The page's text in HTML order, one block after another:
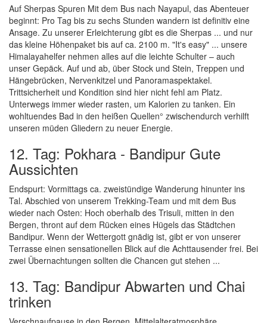
Auf Sherpas Spuren Mit dem Bus nach Nayapul, das Abenteuer
beginnt: Pro Tag bis zu sechs Stunden wandern ist definitiv eine
Ansage. Zu unserer Erleichterung gibt es die Sherpas ... und nur
das kleine Höhenpaket bis auf ca. 2100 m. "It's easy" ... unsere
Himalayahelfer nehmen alles auf die leichte Schulter – auch
unser Gepäck. Auf und ab, über Stock und Stein, Treppen und
Hängebrücken, Nervenkitzel und Panoramaspektakel.
Trittsicherheit und Kondition sind hier nicht fehl am Platz.
Unterwegs immer wieder rasten, um Kalorien zu tanken. Ein
wohltuendes Bad in den heißen Quellen° zwischendurch verhilft
unseren müden Gliedern zu neuer Energie.
12. Tag: Pokhara - Bandipur Gute
Aussichten
Endspurt: Vormittags ca. zweistündige Wanderung hinunter ins
Tal. Abschied von unserem Trekking-Team und mit dem Bus
wieder nach Osten: Hoch oberhalb des Trisuli, mitten in den
Bergen, thront auf dem Rücken eines Hügels das Städtchen
Bandipur. Wenn der Wettergott gnädig ist, gibt er von unserer
Terrasse einen sensationellen Blick auf die Achttausender frei. Bei
zwei Übernachtungen sollten die Chancen gut stehen ...
13. Tag: Bandipur Abwarten und Chai
trinken